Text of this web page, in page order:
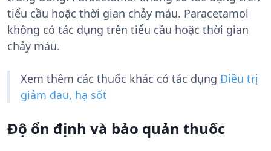
tiểu cầu hoặc thời gian chảy máu. Paracetamol
không có tác dụng trên tiểu cầu hoặc thời gian
chảy máu.
Xem thêm các thuốc khác có tác dụng Điều trị
giảm đau, hạ sốt
Độ ổn định và bảo quản thuốc